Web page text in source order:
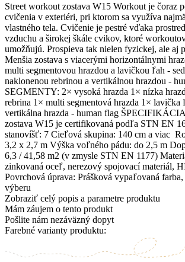
Street workout zostava W15 Workout je čoraz
cvičenia v exteriéri, pri ktorom sa využíva
vlastného tela. Cvičenie je pestré vďaka
vzduchu a širokej škále cvikov, ktoré
umožňujú. Prospieva tak nielen fyzickej, ale aj
Menšia zostava s viacerými horizontálnymi
multi segmentovou hrazdou a lavičkou ľah -
naklonenou rebrinou a vertikálnou hrazdou -
SEGMENTY: 2× vysoká hrazda 1× nízka
rebrina 1× multi segmentová hrazda 1× lavička
vertikálna hrazda - human flag
zostava W15 je certifikovaná podľa STN EN
stanovíšť: 7 Cieľová skupina: 140 cm a viac
3,2 x 2,7 m Výška voľného pádu: do 2,5 m
6,3 / 41,58 m2 (v zmysle STN EN 1177)
zinkovaná oceľ, nerezový spojovací materiál,
Povrchová úprava: Prášková vypaľovaná
výberu
Zobraziť celý popis a parametre produktu
Mám záujem o tento produkt
Pošlite nám nezáväzný dopyt
Farebné varianty produktu: